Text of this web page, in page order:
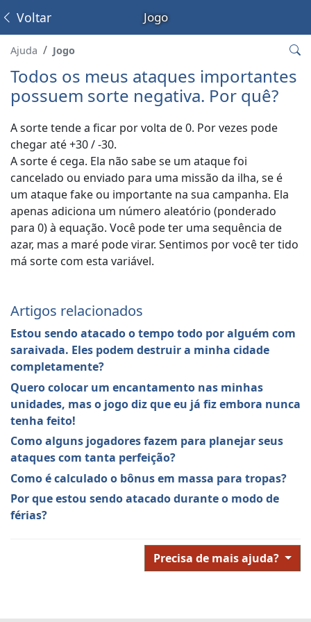
Jogo
Voltar
Ajuda Jogo
Todos os meus ataques importantes
possuem sorte negativa. Por quê?
A sorte tende a ficar por volta de 0. Por vezes pode
chegar até +30 / -30.
A sorte é cega. Ela não sabe se um ataque foi
cancelado ou enviado para uma missão da ilha, se é
um ataque fake ou importante na sua campanha. Ela
apenas adiciona um número aleatório (ponderado
para 0) à equação. Você pode ter uma sequência de
azar, mas a maré pode virar. Sentimos por você ter tido
má sorte com esta variável.
Artigos relacionados
Estou sendo atacado o tempo todo por alguém com
saraivada. Eles podem destruir a minha cidade
completamente?
Quero colocar um encantamento nas minhas
unidades, mas o jogo diz que eu já fiz embora nunca
tenha feito!
Como alguns jogadores fazem para planejar seus
ataques com tanta perfeição?
Como é calculado o bônus em massa para tropas?
Por que estou sendo atacado durante o modo de
férias?
Precisa de mais ajuda?